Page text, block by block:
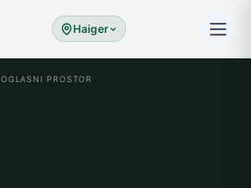
Haiger
OGLASNI PROSTOR